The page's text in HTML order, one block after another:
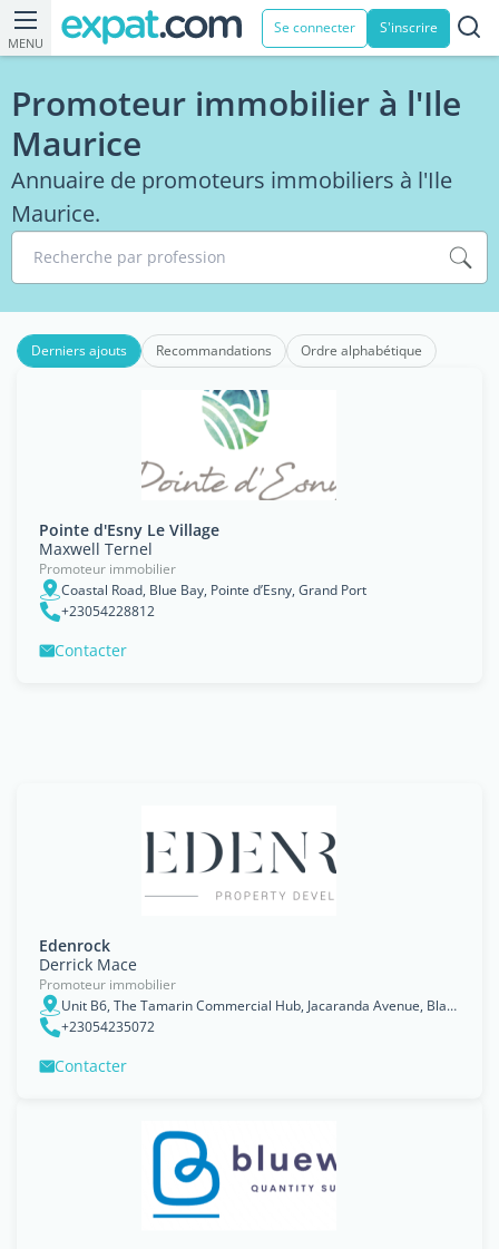
MENU
Se connecter S'inscrire
Promoteur immobilier à l'Ile
Maurice
Annuaire de promoteurs immobiliers à l'Ile
Maurice.
Recherche par profession
Derniers ajouts Recommandations Ordre alphabétique
Pointe d'Esny Le Village
Maxwell Ternel
Promoteur immobilier
Coastal Road, Blue Bay, Pointe d’Esny, Grand Port
+23054228812
Contacter
Edenrock
Derrick Mace
Promoteur immobilier
Unit B6, The Tamarin Commercial Hub, Jacaranda Avenue, Black River
+23054235072
Contacter